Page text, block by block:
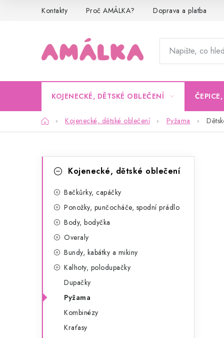
Kontakty Proč AMÁLKA? Doprava a platba
KOJENECKÉ, DĚTSKÉ OBLEČENÍ
DomůKojenecké, dětské oblečení Pyžama
n
kategorie
e
Kojenecké, dětské oblečení
Bačkůrky, capáčky
Ponožky, punčocháče, spodní prádlo
Body, bodyčka
Overaly
Bundy, kabátky a mikiny
Kalhoty, polodupačky
Dupačky
Pyžama
Kombinézy
Kraťasy